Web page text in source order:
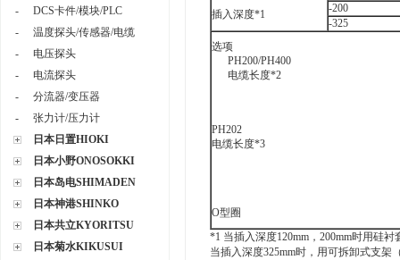
-
DCS卡件/模块/PLC
-
温度探头/传感器/电缆
-
电压探头
-
电流探头
-
分流器/变压器
-
张力计/压力计
日本日置HIOKI
日本小野ONOSOKKI
日本岛电SHIMADEN
日本神港SHINKO
日本共立KYORITSU
日本菊水KIKUSUI
插入深度*1
-200
-325
选项
PH200/PH400
电缆长度*2
PH202
电缆长度*3
O型圈
*1 当插入深度120mm，200mm时用硅
当插入深度325mm时，用可拆卸式支架